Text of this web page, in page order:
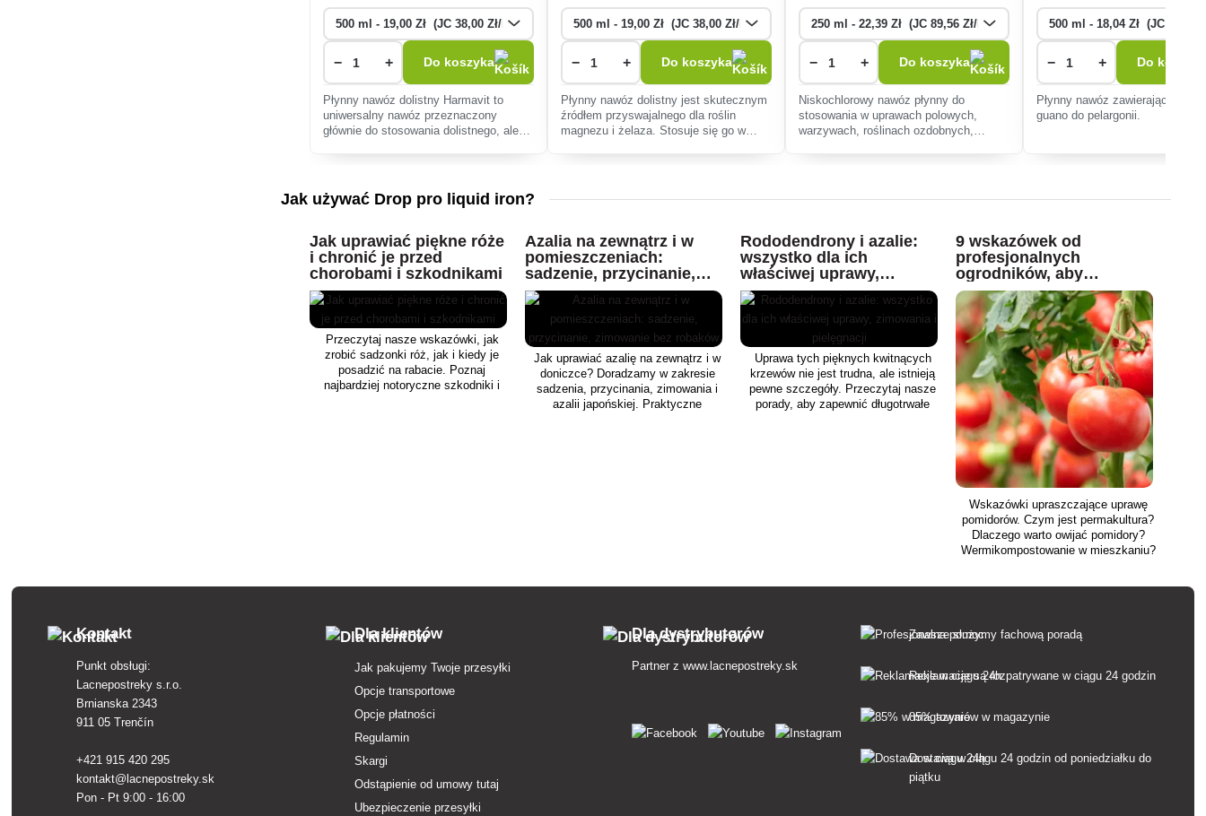
− + Do koszyka
Płynny nawóz dolistny Harmavit to
uniwersalny nawóz przeznaczony
głównie do stosowania dolistnego, ale
− + Do koszyka
Płynny nawóz dolistny jest skutecznym
źródłem przyswajalnego dla roślin
magnezu i żelaza. Stosuje się go w
− + Do koszyka
Niskochlorowy nawóz płynny do
stosowania w uprawach polowych,
warzywach, roślinach ozdobnych,
− + Do
Płynny nawóz zawierający
guano do pelargonii.
Jak używać Drop pro liquid iron?
Jak uprawiać piękne róże
i chronić je przed
chorobami i szkodnikami
Przeczytaj nasze wskazówki, jak
zrobić sadzonki róż, jak i kiedy je
posadzić na rabacie. Poznaj
najbardziej notoryczne szkodniki i
Azalia na zewnątrz i w
pomieszczeniach:
sadzenie, przycinanie,
zimowanie bez robaków
Jak uprawiać azalię na zewnątrz i w
doniczce? Doradzamy w zakresie
sadzenia, przycinania, zimowania i
azalii japońskiej. Praktyczne
Rododendrony i azalie:
wszystko dla ich
właściwej uprawy,
zimowania i pielęgnacji
Uprawa tych pięknych kwitnących
krzewów nie jest trudna, ale istnieją
pewne szczegóły. Przeczytaj nasze
porady, aby zapewnić długotrwałe
9 wskazówek od
profesjonalnych
ogrodników, aby
ulepszyć uprawę
pomidorów
Wskazówki upraszczające uprawę
pomidorów. Czym jest permakultura?
Dlaczego warto owijać pomidory?
Wermikompostowanie w mieszkaniu?
Kontakt
Punkt obsługi:
Lacnepostreky s.r.o.
Brnianska 2343
911 05 Trenčín
+421 915 420 295
kontakt@lacnepostreky.sk
Pon - Pt 9:00 - 16:00
Dla klientów
Jak pakujemy Twoje przesyłki
Opcje transportowe
Opcje płatności
Regulamin
Skargi
Odstąpienie od umowy tutaj
Ubezpieczenie przesyłki
Dla dystrybutorów
Partner zwww.lacnepostreky.sk
Zawsze służymy fachową poradą
Reklamacje są rozpatrywane w ciągu 24 godzin
85% towarów w magazynie
Dostawa w ciągu 24 godzin od poniedziałku do
piątku